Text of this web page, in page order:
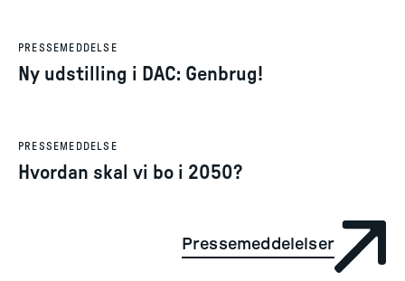
Pressemeddelelser
PRESSEMEDDELSE
Ny udstilling i DAC: Genbrug!
PRESSEMEDDELSE
Hvordan skal vi bo i 2050?